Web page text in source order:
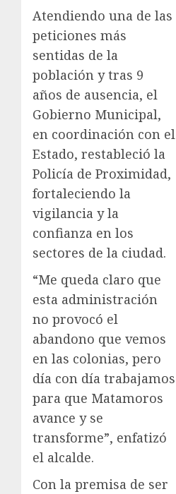
Atendiendo una de las
peticiones más
sentidas de la
población y tras 9
años de ausencia, el
Gobierno Municipal,
en coordinación con el
Estado, restableció la
Policía de Proximidad,
fortaleciendo la
vigilancia y la
confianza en los
sectores de la ciudad.
“Me queda claro que
esta administración
no provocó el
abandono que vemos
en las colonias, pero
día con día trabajamos
para que Matamoros
avance y se
transforme”, enfatizó
el alcalde.
Con la premisa de ser